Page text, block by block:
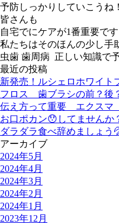
予防しっかりしていこうね！
皆さんも
自宅でにケアが1番重要です
私たちはそのほんの少し手
虫歯 歯周病 正しい知識で
最近の投稿
新発売！ルシェロホワイト
フロス 歯ブラシの前？後
伝え方って重要 エクス
お口ポカン😯してませんか
ダラダラ食べ辞めましょう
アーカイブ
2024年5月
2024年4月
2024年3月
2024年2月
2024年1月
2023年12月